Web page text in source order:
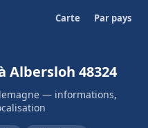
Carte Par pays
Albersloh 48324
— informations,